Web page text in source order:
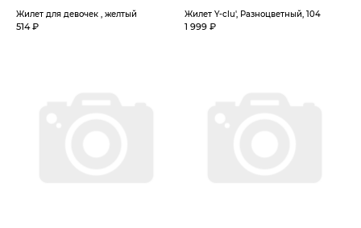
Жилет для девочек , желтый
514 ₽
Жилет Y-clu', Разноцветный, 104
1 999 ₽